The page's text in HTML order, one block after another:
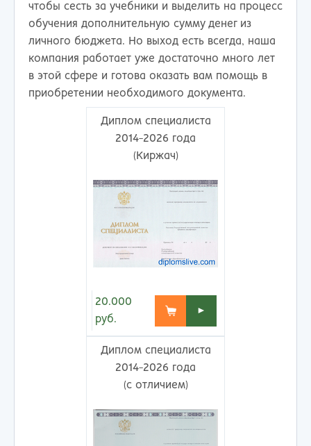
чтобы сесть за учебники и выделить на процесс
обучения дополнительную сумму денег из
личного бюджета. Но выход есть всегда, наша
компания работает уже достаточно много лет
в этой сфере и готова оказать вам помощь в
приобретении необходимого документа.
Диплом специалиста
2014-2026 года
(Киржач)
20.000
руб.
►
Диплом специалиста
2014-2026 года
(с отличием)